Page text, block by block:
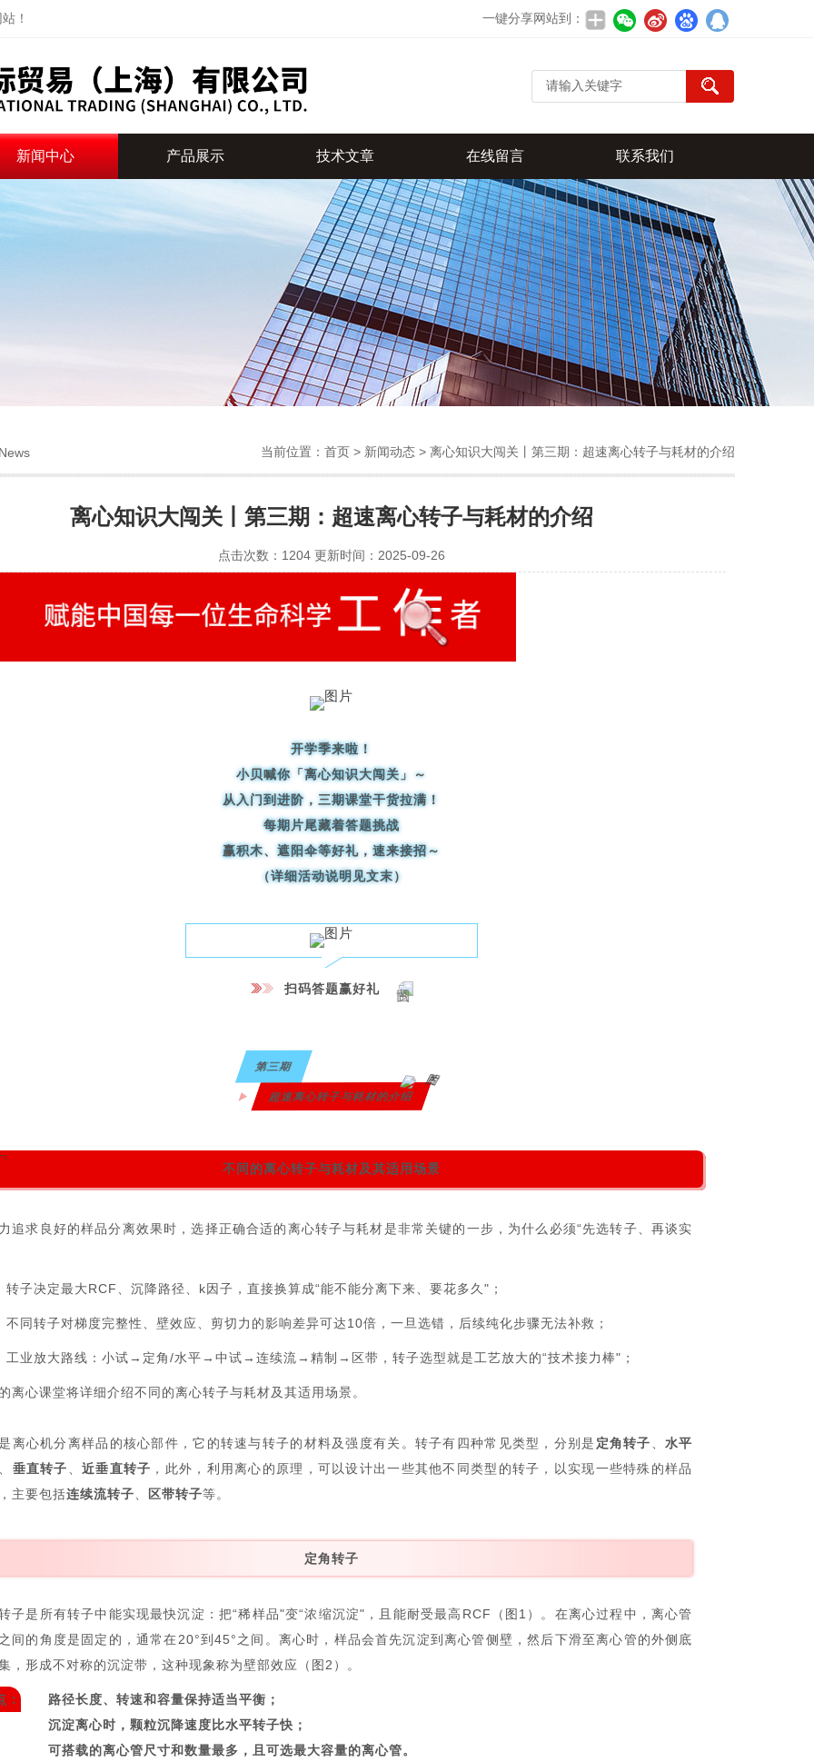
！ 一键分享网站到：
新闻中心 产品展示 技术文章 在线留言 联系我们
当前位置： 首页 > 新闻动态 > 离心知识大闯关丨第三期：超速离心转子与耗材的介绍
离心知识大闯关丨第三期：超速离心转子与耗材的介绍
点击次数：1204 更新时间：2025-09-26
开学季来啦！
小贝喊你「离心知识大闯关」～
从入门到进阶，三期课堂干货拉满！
每期片尾藏着答题挑战
赢积木、遮阳伞等好礼，速来接招～
（详细活动说明见文末）
扫码答题赢好礼
第三期
超速离心转子与耗材的介绍
不同的离心转子与耗材及其适用场景
追求良好的样品分离效果时，选择正确合适的离心转子与耗材是非常关键的一步，为什么必须“先选转子、再谈实
转子决定最大RCF、沉降路径、k因子，直接换算成“能不能分离下来、要花多久"；
不同转子对梯度完整性、壁效应、剪切力的影响差异可达10倍，一旦选错，后续纯化步骤无法补救；
工业放大路线：小试→定角/水平→中试→连续流→精制→区带，转子选型就是工艺放大的“技术接力棒"；
离心课堂将详细介绍不同的离心转子与耗材及其适用场景。
离心机分离样品的核心部件，它的转速与转子的材料及强度有关。转子有四种常见类型，分别是 定角转子 、水平
垂直转子 、近垂直转子 ，此外，利用离心的原理，可以设计出一些其他不同类型的转子，以实现一些特殊的样品
主要包括连续流转子 区带转子等。
定角转子
子是所有转子中能实现最快沉淀：把“稀样品"变“浓缩沉淀"，且能耐受最高RCF（图1）。在离心过程中，离心管
间的角度是固定的，通常在20°到45°之间。离心时，样品会首先沉淀到离心管侧壁，然后下滑至离心管的外侧底
，形成不对称的沉淀带，这种现象称为壁部效应（图2）。
：
路径长度、转速和容量保持适当平衡；
沉淀离心时，颗粒沉降速度比水平转子快；
可搭载的离心管尺寸和数量最多，且可选最大容量的离心管。